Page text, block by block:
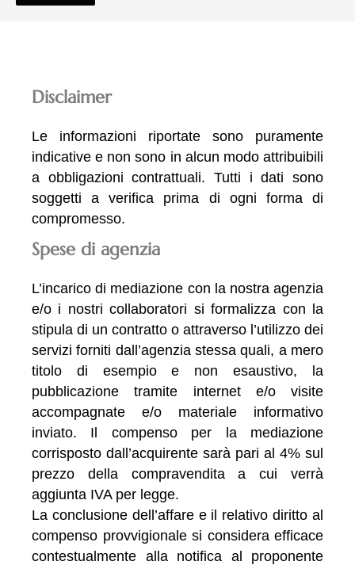
Disclaimer
Le informazioni riportate sono puramente
indicative e non sono in alcun modo attribuibili
a obbligazioni contrattuali. Tutti i dati sono
soggetti a verifica prima di ogni forma di
compromesso.
Spese di agenzia
L’incarico di mediazione con la nostra agenzia
e/o i nostri collaboratori si formalizza con la
stipula di un contratto o attraverso l’utilizzo dei
servizi forniti dall’agenzia stessa quali, a mero
titolo di esempio e non esaustivo, la
pubblicazione tramite internet e/o visite
accompagnate e/o materiale informativo
inviato. Il compenso per la mediazione
corrisposto dall’acquirente sarà pari al 4% sul
prezzo della compravendita a cui verrà
aggiunta IVA per legge.
La conclusione dell’affare e il relativo diritto al
compenso provvigionale si considera efficace
contestualmente alla notifica al proponente